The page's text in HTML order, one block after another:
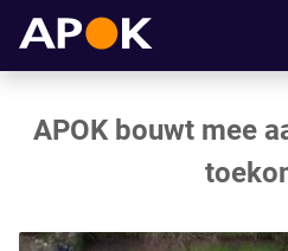
APOK bouwt mee